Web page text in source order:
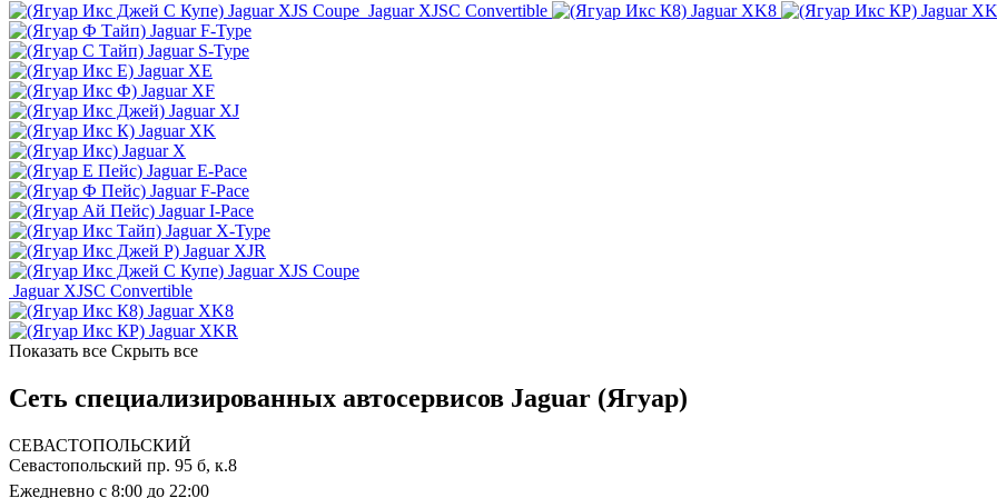
Jaguar XJS Coupe Jaguar XJSC Convertible Jaguar XK8
Jaguar
Jaguar F-Type
Jaguar S-Type
Jaguar XE
Jaguar XF
Jaguar XJ
Jaguar XK
Jaguar X
Jaguar E-Pace
Jaguar F-Pace
Jaguar I-Pace
Jaguar X-Type
Jaguar XJR
Jaguar XJS Coupe
Jaguar XJSC Convertible
Jaguar XK8
Jaguar XKR
Показать все Скрыть все
Сеть специализированных автосервисов Jaguar (Ягуар)
СЕВАСТОПОЛЬСКИЙ
Севастопольский пр. 95 б, к.8
Ежедневно с 8:00 до 22:00